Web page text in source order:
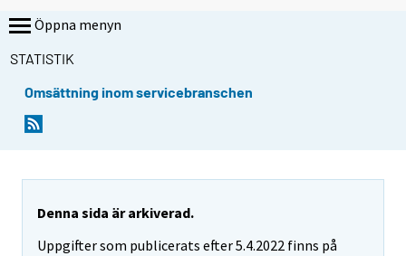
Öppna menyn
STATISTIK
Omsättning inom servicebranschen
Denna sida är arkiverad.
Uppgifter som publicerats efter 5.4.2022 finns på